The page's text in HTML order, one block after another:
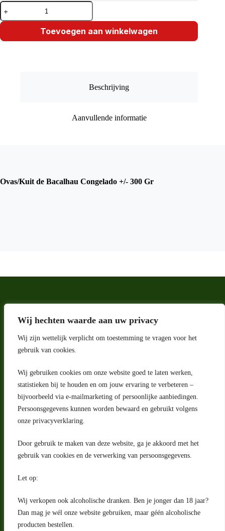
Wij hechten waarde aan uw privacy
Wij zijn wettelijk verplicht om toestemming te vragen voor het
gebruik van cookies.
Wij gebruiken cookies om onze website goed te laten werken,
statistieken bij te houden en om jouw ervaring te verbeteren –
bijvoorbeeld via e-mailmarketing of persoonlijke aanbiedingen.
Persoonsgegevens kunnen worden bewaard en gebruikt volgens
onze privacyverklaring.
Door gebruik te maken van deze website, ga je akkoord met het
gebruik van cookies en de verwerking van persoonsgegevens.
Let op:
Wij verkopen ook alcoholische dranken. Ben je jonger dan 18 jaar?
Dan mag je wél onze website gebruiken, maar géén alcoholische
producten bestellen.
Ovas
de
Bacalhau
+/-
Toevoegen aan winkelwagen
Beschrijving
Aanvullende informatie
Ovas/Kuit de Bacalhau Congelado +/- 300 Gr
Adres
Riga 4 E
2993 LW Barendrecht
Nederland
Contact
klantenservice@portugeseproducten.nl
Facebook
Herroepingsrecht